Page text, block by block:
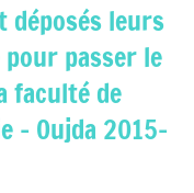
déposés leurs
passer le
faculté de
– Oujda 2015-